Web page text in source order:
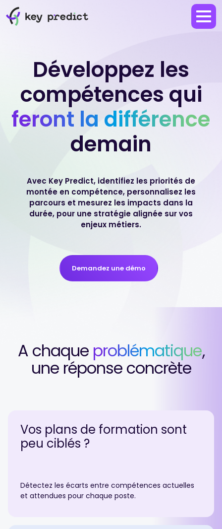
Développez les
compétences qui
feront la différence
demain
Avec Key Predict, identifiez les priorités de
montée en compétence, personnalisez les
parcours et mesurez les impacts dans la
durée, pour une stratégie alignée sur vos
enjeux métiers.
Demandez une démo
A chaque problématique,
une réponse concrète
Vos plans de formation sont
peu ciblés ?
Détectez les écarts entre compétences actuelles
et attendues pour chaque poste.